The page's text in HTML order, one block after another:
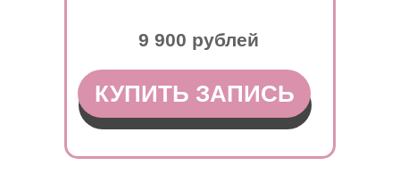
КУПИТЬ ЗАПИСЬ
9 900 рублей